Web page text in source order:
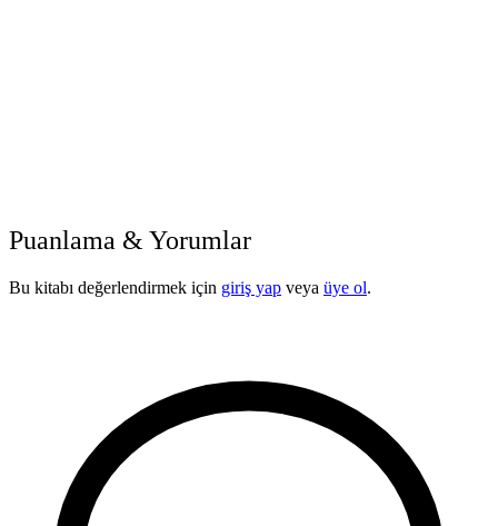
Puanlama & Yorumlar
Bu kitabı değerlendirmek için giriş yap veya üye ol.